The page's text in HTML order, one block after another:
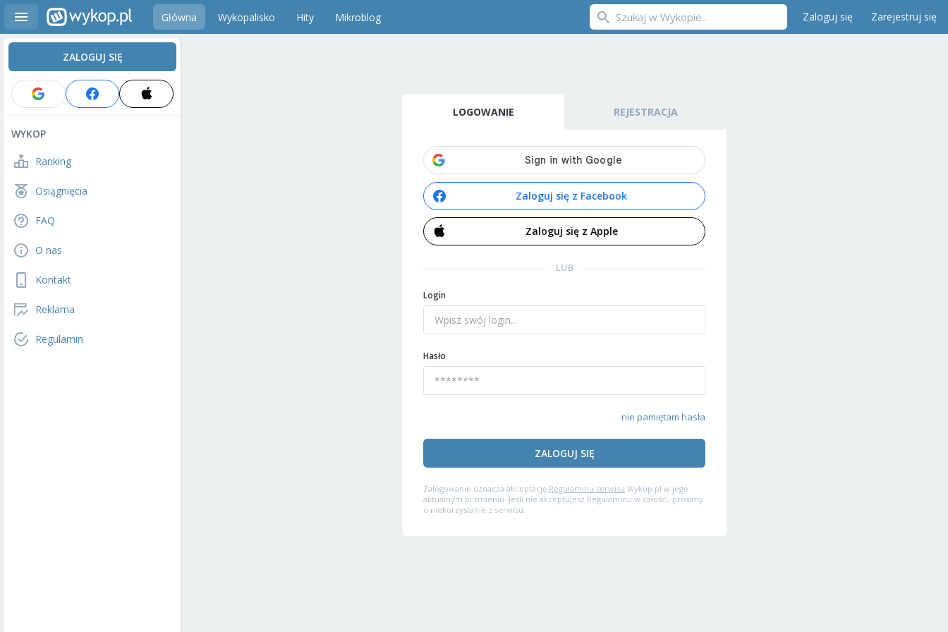
Główna Wykopalisko Hity Mikroblog Zaloguj się Zarejestruj się
ZALOGUJ SIĘ
WYKOP
Ranking
Osiągnięcia
FAQ
O nas
Kontakt
Reklama
Regulamin
LOGOWANIE REJESTRACJA
Zaloguj się z Facebook
Zaloguj się z Apple
LUB
Login
Hasło
nie pamiętam hasła
ZALOGUJ SIĘ
Zalogowanie oznacza akceptację Regulaminu serwisu Wykop.pl w jego
aktualnym brzmieniu. Jeśli nie akceptujesz Regulaminu w całości, prosimy
o niekorzystanie z serwisu.